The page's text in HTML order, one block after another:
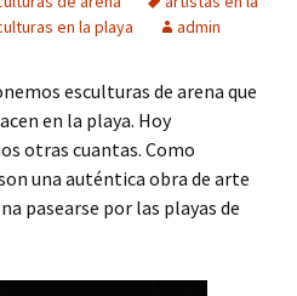
en la playa admin
esculturas de arena que
en la playa. Hoy
otras cuantas. Como
una auténtica obra de arte
pasearse por las playas de